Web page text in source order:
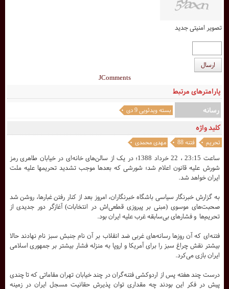
ساعت 23:15 ، 22 خرداد 1388؛ در یک از سالن‌های خانه‌ای در خیابان طاهری رمز
شورش علیه قانون اعلام شد؛ شورشی که بعدها موجب تشدید تحریمها علیه ملت
ایران خواهد شد.
به گزارش خبرنگار سیاسی باشگاه خبرنگاران، امروز بعد از کنار رفتن غبارها، روشن شد
صحبت‌های موسوی (مبنی بر پیروزی قطعی‌اش در انتخابات) آغاز‌گر دور جدیدی از
تحریم‌ها و فشارهای بی‌سابقه غرب علیه ایران بود.
فتنه‌ای که آن روزها رسانه‌های غربی ضد انقلاب بر آن نام جنبش سبز نام نهادند حالا
بیشتر نقش چراغ سبز را برای آمریکا و اروپا به منزله فشار بیشتر بر جمهوری اسلامی
ایران بازی می‌کرد.
درست چند هفته پس از اردوکشی فتنه‌گران در چند خیابان تهران مقاماتی که تا چندی
پیش در فکر این بودند چه مقداری توان پذیرش حقانیت مسجل ایران در زمینه
کلید واژه
تحریم فتنه 88 مهدی محمدی
پارامترهای مرتبط
رسانه
بسته ویدئویی 9 دی
تصویر امنیتی جدید
ارسال
JComments